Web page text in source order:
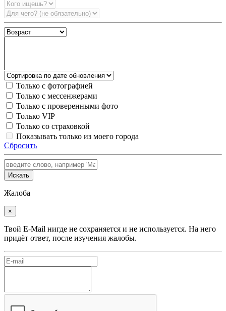
Только с фотографией
Только с мессенжерами
Только с проверенными фото
Только VIP
Только со страховкой
Показывать только из моего города
Сбросить
Искать
Жалоба
×
Твой E-Mail нигде не сохраняется и не используется. На него
придёт ответ, после изучения жалобы.